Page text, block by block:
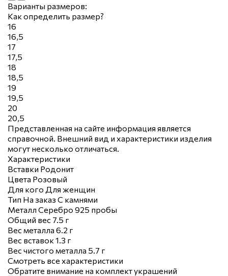
Варианты размеров:
Как определить размер?
16
16,5
17
17,5
18
18,5
19
19,5
20
20,5
Представленная на сайте информация является
справочной. Внешний вид и характеристики изделия
могут несколько отличаться.
Характеристики
Вставки Родонит
Цвета Розовый
Для кого Для женщин
Тип На заказ С камнями
Металл Серебро 925 пробы
Общий вес 7.5 г
Вес металла 6.2 г
Вес вставок1.3 г
Вес чистого металла 5.7 г
Смотреть все характеристики
Обратите внимание на комплект украшений